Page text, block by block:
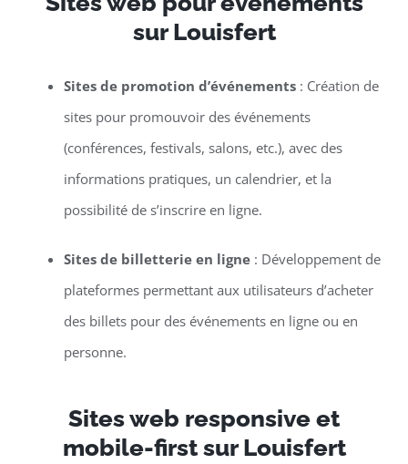
sur Louisfert
Sites de promotion d’événements: Création de
sites pour promouvoir des événements
(conférences, festivals, salons, etc.), avec des
informations pratiques, un calendrier, et la
possibilité de s’inscrire en ligne.
Sites de billetterie en ligne: Développement de
plateformes permettant aux utilisateurs d’acheter
des billets pour des événements en ligne ou en
personne.
Sites web responsive et
mobile-first sur Louisfert